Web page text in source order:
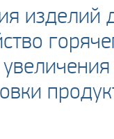
изделий